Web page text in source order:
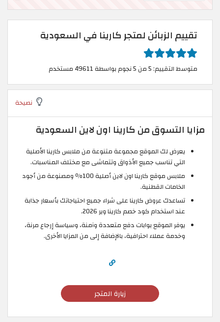
تقييم الزبائن لمتجر كارينا في السعودية
متوسط التقييم: 5 من 5 نجوم بواسطة 49611 مستخدم
نصيحة
مزايا التسوق من كارينا اون لاين السعودية
يعرض لك الموقع مجموعة متنوعة من ملابس كارينا الأصلية
التي تناسب جميع الأذواق وتتماشى مع مختلف المناسبات.
ملابس موقع كارينا اون لاين أصلية 100٪ ومصنوعة من أجود
الخامات القطنية.
تساعدك عروض كارينا على شراء جميع احتياجاتك بأسعار جذابة
عند استخدام كود خصم كارينا وير 2026.
يوفر الموقع بوابات دفع متعددة وآمنة، وسياسة إرجاع مرنة،
وخدمة عملاء احترافية، بالإضافة إلى من المزايا الأخرى.
زيارة المتجر